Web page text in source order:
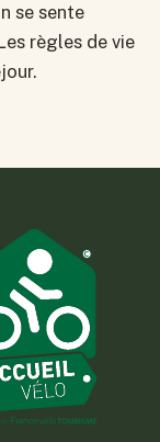
se sente
règles de vie